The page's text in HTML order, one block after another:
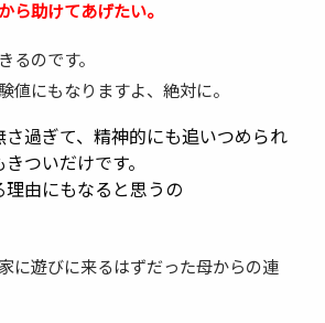
ら助けてあげたい。
るのです。
値にもなりますよ、絶対に。
さ過ぎて、精神的にも追いつめられ
ついだけです。
由にもなると思うの
に遊びに来るはずだった母からの連